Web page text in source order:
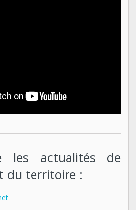
les actualités de
du territoire :